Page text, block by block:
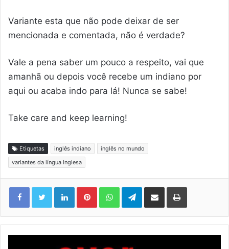
Variante esta que não pode deixar de ser
mencionada e comentada, não é verdade?
Vale a pena saber um pouco a respeito, vai que
amanhã ou depois você recebe um indiano por
aqui ou acaba indo para lá! Nunca se sabe!
Take care and keep learning!
Etiquetas inglês indiano
inglês no mundo
variantes da língua inglesa
LinkedinPinterestWhatsAppTelegram
Compartilhar via e-mail Imprimir